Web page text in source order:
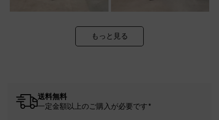
もっと見る
送料無料
一定金額以上のご購入が必要です*